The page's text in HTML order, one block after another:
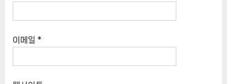
이메일 *